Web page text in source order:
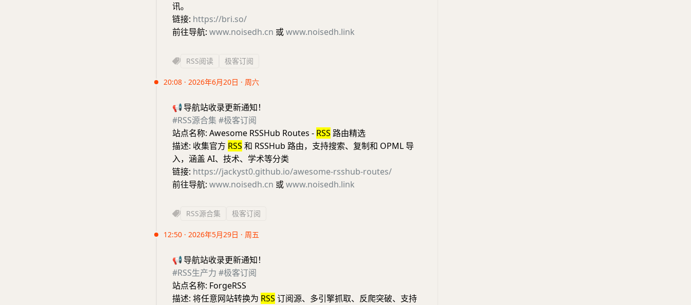
讯。
链接: https://bri.so/
前往导航: www.noisedh.cn 或www.noisedh.link
RSS阅读 极客订阅
20:08 · 2026年6月20日 · 周六
📢导航站收录更新通知！
#RSS源合集 #极客订阅
站点名称: Awesome RSSHub Routes - RSS 路由精选
描述: 收集官方 RSS 和 RSSHub 路由，支持搜索、复制和 OPML 导
入，涵盖 AI、技术、学术等分类
链接: https://jackyst0.github.io/awesome-rsshub-routes/
前往导航: www.noisedh.cn 或www.noisedh.link
RSS源合集 极客订阅
12:50 · 2026年5月29日 · 周五
📢导航站收录更新通知！
#RSS生产力 #极客订阅
站点名称: ForgeRSS
描述: 将任意网站转换为 RSS 订阅源、多引擎抓取、反爬突破、支持